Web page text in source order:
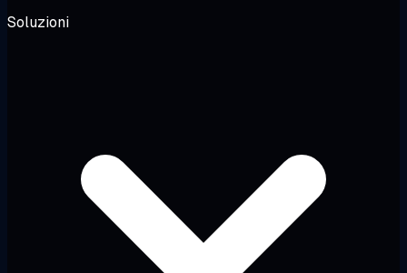
Soluzioni